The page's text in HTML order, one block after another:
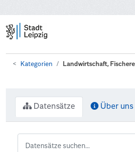
Kategorien Landwirtschaft,
Datensätze Über uns